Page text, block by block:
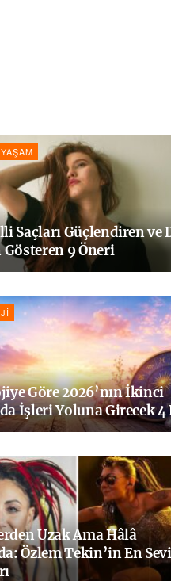
Saçları Güçlendiren ve
9 Öneri
Göre 2026’nın İkinci
İşleri Yoluna Girecek 4
Uzak Ama Hâlâ
Özlem Tekin’in En